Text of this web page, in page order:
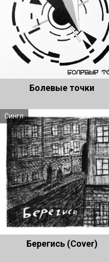
Болевые точки
Сингл
Берегись (Cover)